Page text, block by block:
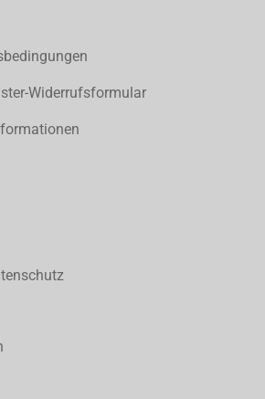
Widerrufsformular